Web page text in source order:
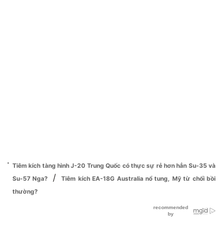
Tiêm kích tàng hình J-20 Trung Quốc có thực sự rẻ hơn hẳn Su-35 và
Su-57 Nga?
/
Tiêm kích EA-18G Australia nổ tung, Mỹ từ chối bồi
thường?